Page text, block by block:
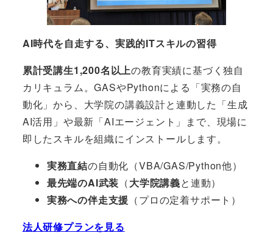
AI時代を自走する、実践的ITスキルの習得
累計受講生1,200名以上の教育実績に基づく独自
カリキュラム。GASやPythonによる「実務の自
動化」から、大学院の講義設計と連動した「生成
AI活用」や最新「AIエージェント」まで、現場に
即したスキルを組織にインストールします。
実務直結の自動化（VBA/GAS/Python他）
最先端のAI武装 （大学院講義と連動）
実務への伴走支援 （プロの定着サポート）
法人研修プランを見る